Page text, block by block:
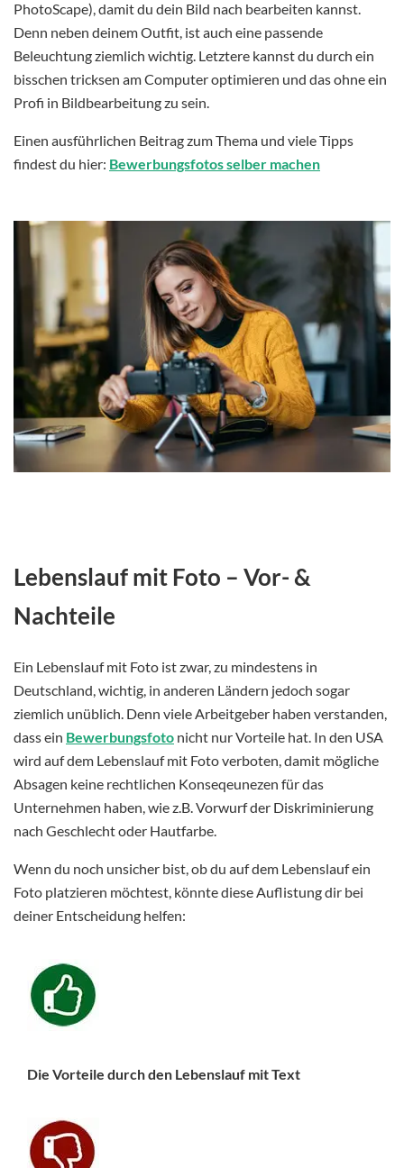
PhotoScape), damit du dein Bild nach bearbeiten kannst.
Denn neben deinem Outfit, ist auch eine passende
Beleuchtung ziemlich wichtig. Letztere kannst du durch ein
bisschen tricksen am Computer optimieren und das ohne ein
Profi in Bildbearbeitung zu sein.
Einen ausführlichen Beitrag zum Thema und viele Tipps
findest du hier: Bewerbungsfotos selber machen
Lebenslauf mit Foto – Vor- &
Nachteile
Ein Lebenslauf mit Foto ist zwar, zu mindestens in
Deutschland, wichtig, in anderen Ländern jedoch sogar
ziemlich unüblich. Denn viele Arbeitgeber haben verstanden,
dass ein Bewerbungsfoto nicht nur Vorteile hat. In den USA
wird auf dem Lebenslauf mit Foto verboten, damit mögliche
Absagen keine rechtlichen Konseqeunezen für das
Unternehmen haben, wie z.B. Vorwurf der Diskriminierung
nach Geschlecht oder Hautfarbe.
Wenn du noch unsicher bist, ob du auf dem Lebenslauf ein
Foto platzieren möchtest, könnte diese Auflistung dir bei
deiner Entscheidung helfen:
Die Vorteile durch den Lebenslauf mit Text